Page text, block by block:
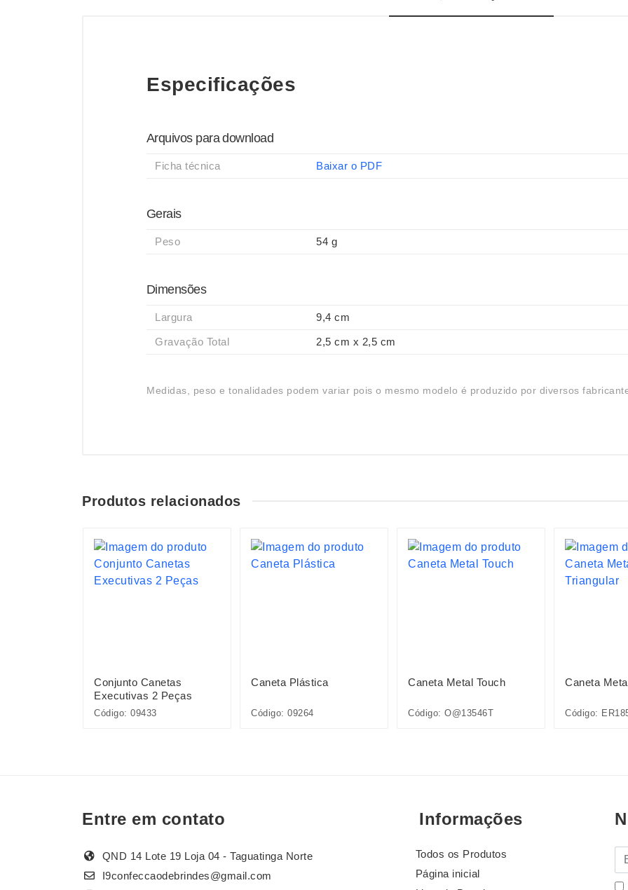
Especificações
Arquivos para download
Ficha técnica Baixar o PDF
Gerais
Peso 54 g
Dimensões
Largura 9,4 cm
Gravação Total 2,5 cm x 2,5 cm
Medidas, peso e tonalidades podem variar pois o mesmo modelo é produzido por diversos
Produtos relacionados
Conjunto Canetas
Executivas 2 Peças
Código: 09433
Caneta Plástica
Código: 09264
Caneta Metal Touch
Código: O@13546T
Caneta
Código:
Entre em contato
QND 14 Lote 19 Loja 04 - Taguatinga Norte
I9confeccaodebrindes@gmail.com
Informações
Todos os Produtos
Página inicial